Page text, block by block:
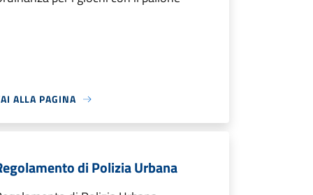
ALLA PAGINA
di Polizia Urbana